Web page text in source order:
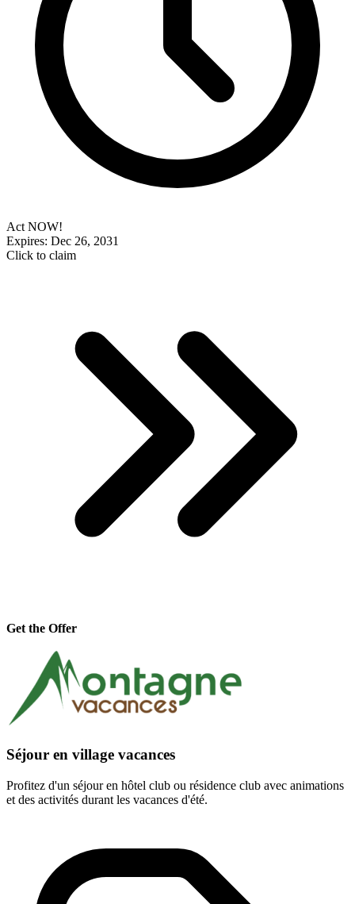
Act NOW!
Expires: Dec 26, 2031
Click to claim
Get the Offer
Séjour en village vacances
Profitez d'un séjour en hôtel club ou résidence club avec animations
et des activités durant les vacances d'été.